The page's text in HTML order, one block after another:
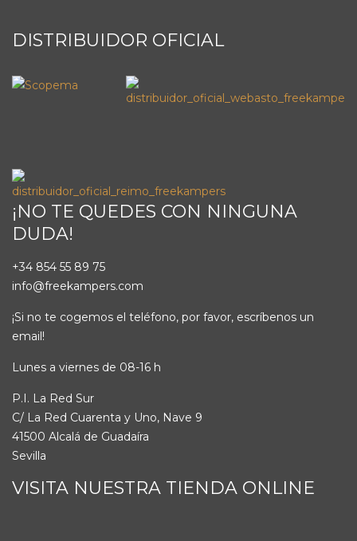
DISTRIBUIDOR OFICIAL
¡NO TE QUEDES CON NINGUNA
DUDA!
+34 854 55 89 75
info@freekampers.com
¡Si no te cogemos el teléfono, por favor, escríbenos un
email!
Lunes a viernes de 08-16 h
P.I. La Red Sur
C/ La Red Cuarenta y Uno, Nave 9
41500 Alcalá de Guadaíra
Sevilla
VISITA NUESTRA TIENDA ONLINE